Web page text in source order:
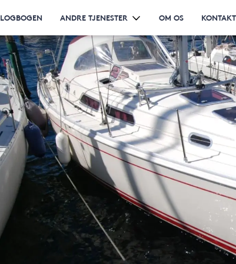
LOGBOGEN ANDRE TJENESTER OM OS